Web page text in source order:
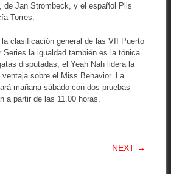
de Jan Strombeck, y el español Plis
Torres.
clasificación general de las VII Puerto
Series la igualdad también es la tónica
disputadas, el Yeah Nah lidera la
sobre el Miss Behavior. La
mañana sábado con dos pruebas
a partir de las 11.00 horas.
NEXT →